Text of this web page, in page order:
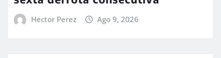
Hector Perez Ago 9, 2026